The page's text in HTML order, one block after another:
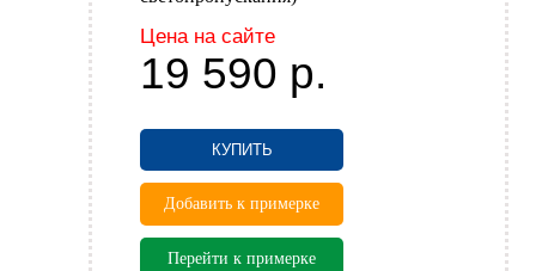
Цена на сайте
19 590 р.
КУПИТЬ
Добавить к примерке
Перейти к примерке